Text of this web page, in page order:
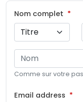
Nom complet
Comme sur votre
Email address